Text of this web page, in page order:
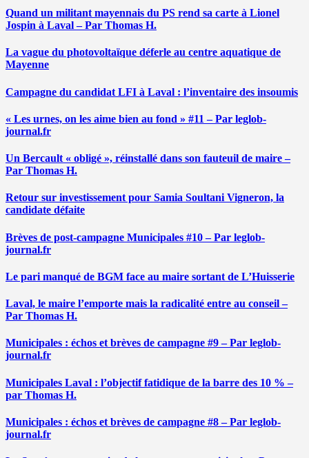
Quand un militant mayennais du PS rend sa carte à Lionel
Jospin à Laval – Par Thomas H.
La vague du photovoltaïque déferle au centre aquatique de
Mayenne
Campagne du candidat LFI à Laval : l’inventaire des insoumis
« Les urnes, on les aime bien au fond » #11 – Par leglob-
journal.fr
Un Bercault « obligé », réinstallé dans son fauteuil de maire –
Par Thomas H.
Retour sur investissement pour Samia Soultani Vigneron, la
candidate défaite
Brèves de post-campagne Municipales #10 – Par leglob-
journal.fr
Le pari manqué de BGM face au maire sortant de L’Huisserie
Laval, le maire l’emporte mais la radicalité entre au conseil –
Par Thomas H.
Municipales : échos et brèves de campagne #9 – Par leglob-
journal.fr
Municipales Laval : l’objectif fatidique de la barre des 10 % –
par Thomas H.
Municipales : échos et brèves de campagne #8 – Par leglob-
journal.fr